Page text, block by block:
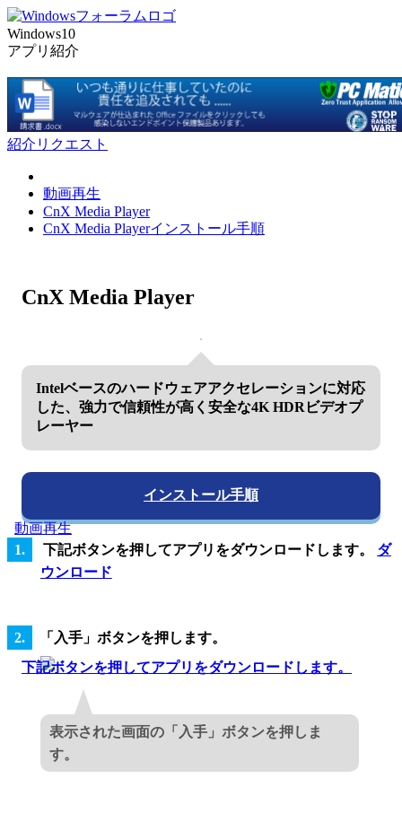
Windows10
アプリ紹介
紹介リクエスト
動画再生
CnX Media Player
CnX Media Playerインストール手順
CnX Media Player
Intelベースのハードウェアアクセレーションに対応
した、強力で信頼性が高く安全な4K HDRビデオプ
レーヤー
インストール手順
動画再生
下記ボタンを押してアプリをダウンロードします。 ダ
ウンロード
「入手」ボタンを押します。
表示された画面の「入手」ボタンを押しま
す。